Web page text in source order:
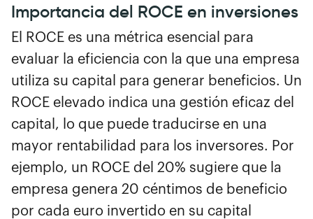
Importancia del ROCE en inversiones
El ROCE es una métrica esencial para
evaluar la eficiencia con la que una empresa
utiliza su capital para generar beneficios. Un
ROCE elevado indica una gestión eficaz del
capital, lo que puede traducirse en una
mayor rentabilidad para los inversores. Por
ejemplo, un ROCE del 20% sugiere que la
empresa genera 20 céntimos de beneficio
por cada euro invertido en su capital